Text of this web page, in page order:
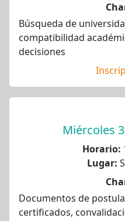
Búsqueda de
compatibilidad
decisiones
Miércoles
Horario:
Lugar:
Documentos de
certificados,